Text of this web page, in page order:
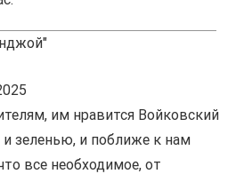
им нравится Войковский
зеленью, и поближе к нам
все необходимое, от